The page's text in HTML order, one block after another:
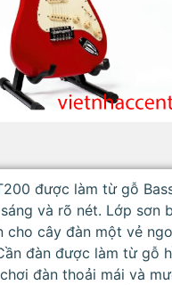
được làm từ gỗ
và rõ nét. Lớp sơn
cho cây đàn một vẻ
đàn được làm từ gỗ
đàn thoải mái và